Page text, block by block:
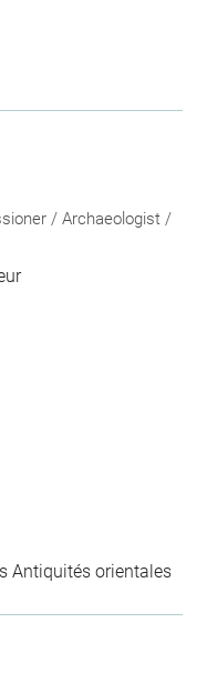
/ Archaeologist /
Antiquités orientales